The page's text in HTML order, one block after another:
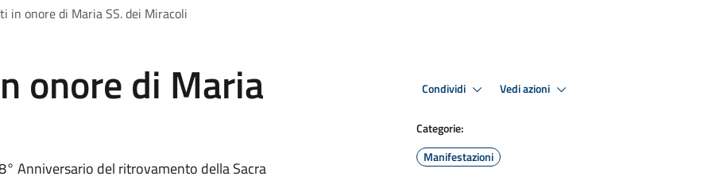
in onore di Maria SS. dei Miracoli
onore di Maria
Anniversario del ritrovamento della Sacra
Condividi Vedi azioni
Categorie:
Manifestazioni